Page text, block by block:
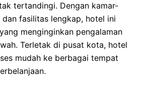
tertandingi. Dengan kamar-
fasilitas lengkap, hotel ini
menginginkan pengalaman
Terletak di pusat kota, hotel
mudah ke berbagai tempat